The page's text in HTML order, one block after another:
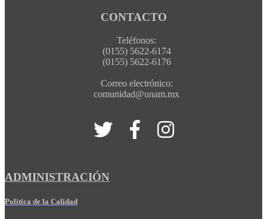
CONTACTO
Teléfonos:
(0155) 5622-6174
(0155) 5622-6176
Correo electrónico:
comunidad@unam.mx
ADMINISTRACIÓN
Política de la Calidad